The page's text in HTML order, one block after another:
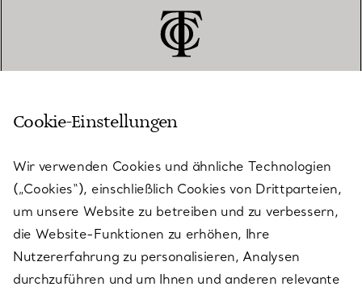
KUNDENSERVICE
SERVICES
ÜBER TIFFANY & CO.
Cookie-Einstellungen
Wir verwenden Cookies und ähnliche Technologien
(„Cookies“), einschließlich Cookies von Drittparteien,
um unsere Website zu betreiben und zu verbessern,
die Website-Funktionen zu erhöhen, Ihre
Nutzererfahrung zu personalisieren, Analysen
durchzuführen und um Ihnen und anderen relevante